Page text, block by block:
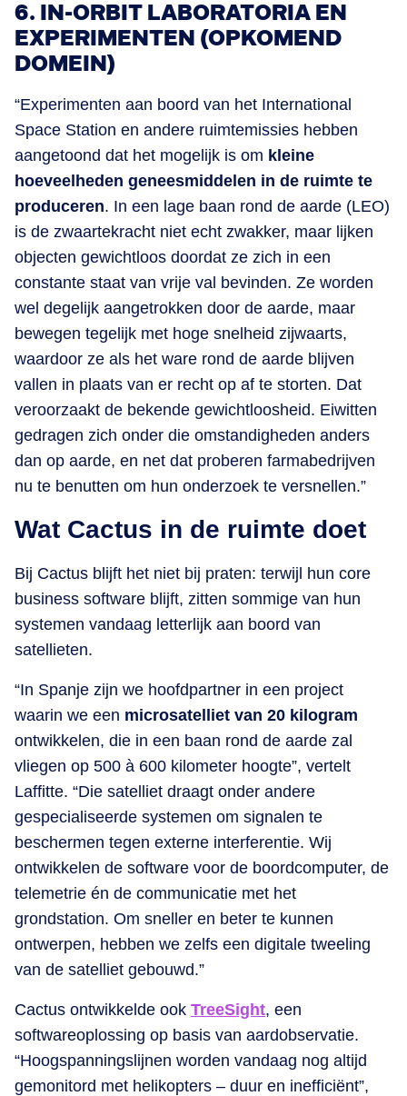
6. IN-ORBIT LABORATORIA EN
EXPERIMENTEN (OPKOMEND
DOMEIN)
“Experimenten aan boord van het International
Space Station en andere ruimtemissies hebben
aangetoond dat het mogelijk is om kleine
hoeveelheden geneesmiddelen in de ruimte te
produceren. In een lage baan rond de aarde (LEO)
is de zwaartekracht niet echt zwakker, maar lijken
objecten gewichtloos doordat ze zich in een
constante staat van vrije val bevinden. Ze worden
wel degelijk aangetrokken door de aarde, maar
bewegen tegelijk met hoge snelheid zijwaarts,
waardoor ze als het ware rond de aarde blijven
vallen in plaats van er recht op af te storten. Dat
veroorzaakt de bekende gewichtloosheid. Eiwitten
gedragen zich onder die omstandigheden anders
dan op aarde, en net dat proberen farmabedrijven
nu te benutten om hun onderzoek te versnellen.”
Wat Cactus in de ruimte doet
Bij Cactus blijft het niet bij praten: terwijl hun core
business software blijft, zitten sommige van hun
systemen vandaag letterlijk aan boord van
satellieten.
“In Spanje zijn we hoofdpartner in een project
waarin we een microsatelliet van 20 kilogram
ontwikkelen, die in een baan rond de aarde zal
vliegen op 500 à 600 kilometer hoogte”, vertelt
Laffitte. “Die satelliet draagt onder andere
gespecialiseerde systemen om signalen te
beschermen tegen externe interferentie. Wij
ontwikkelen de software voor de boordcomputer, de
telemetrie én de communicatie met het
grondstation. Om sneller en beter te kunnen
ontwerpen, hebben we zelfs een digitale tweeling
van de satelliet gebouwd.”
Cactus ontwikkelde ook TreeSight, een
softwareoplossing op basis van aardobservatie.
“Hoogspanningslijnen worden vandaag nog altijd
gemonitord met helikopters – duur en inefficiënt”,